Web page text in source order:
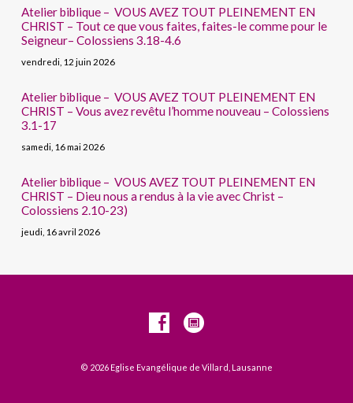
Atelier biblique – VOUS AVEZ TOUT PLEINEMENT EN
CHRIST – Tout ce que vous faites, faites-le comme pour le
Seigneur– Colossiens 3.18-4.6
vendredi, 12 juin 2026
Atelier biblique – VOUS AVEZ TOUT PLEINEMENT EN
CHRIST – Vous avez revêtu l’homme nouveau – Colossiens
3.1-17
samedi, 16 mai 2026
Atelier biblique – VOUS AVEZ TOUT PLEINEMENT EN
CHRIST – Dieu nous a rendus à la vie avec Christ –
Colossiens 2.10-23)
jeudi, 16 avril 2026
© 2026 Eglise Evangélique de Villard, Lausanne